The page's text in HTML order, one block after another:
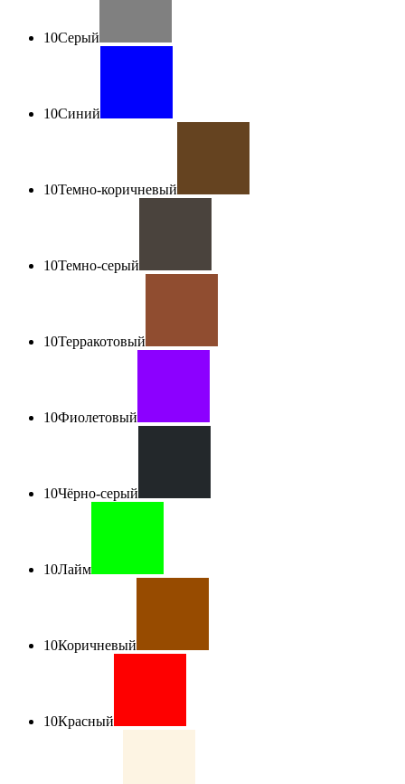
10Серый
10Синий
10Темно-коричневый
10Темно-серый
10Терракотовый
10Фиолетовый
10Чёрно-серый
10Лайм
10Коричневый
10Красный